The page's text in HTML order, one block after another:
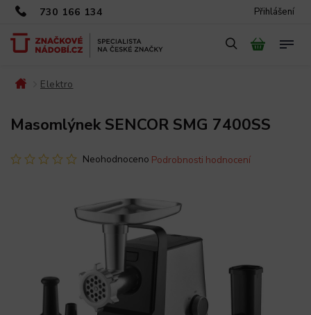
730 166 134 Přihlášení
Elektro
Masomlýnek SENCOR SMG 7400SS
Neohodnoceno Podrobnosti hodnocení